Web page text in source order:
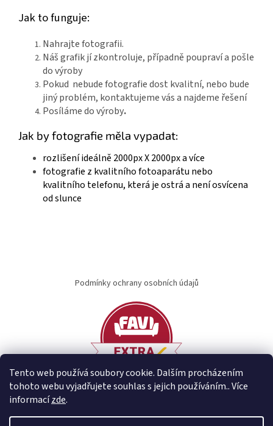
Tento web používá soubory cookie. Dalším procházením
tohoto webu vyjadřujete souhlas s jejich používáním.. Více
informacízde.
Jak to funguje:
Nahrajte fotografii.
Náš grafik jí zkontroluje, případně poupraví a pošle
do výroby
Pokud nebude fotografie dost kvalitní, nebo bude
jiný problém, kontaktujeme vás a najdeme řešení
Posíláme do výroby.
Jak by fotografie měla vypadat:
rozlišení ideálně 2000px X 2000px a více
fotografie z kvalitního fotoaparátu nebo
kvalitního telefonu, která je ostrá a není osvícena
od slunce
Podmínky ochrany osobních údajů